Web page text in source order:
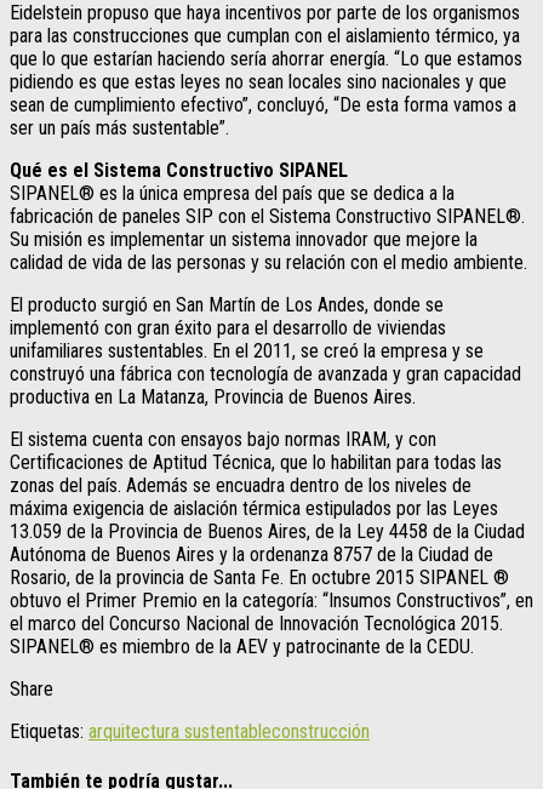
Eidelstein propuso que haya incentivos por parte de los organismos
para las construcciones que cumplan con el aislamiento térmico, ya
que lo que estarían haciendo sería ahorrar energía. “Lo que estamos
pidiendo es que estas leyes no sean locales sino nacionales y que
sean de cumplimiento efectivo”, concluyó, “De esta forma vamos a
ser un país más sustentable”.
Qué es el Sistema Constructivo SIPANEL
SIPANEL® es la única empresa del país que se dedica a la
fabricación de paneles SIP con el Sistema Constructivo SIPANEL®.
Su misión es implementar un sistema innovador que mejore la
calidad de vida de las personas y su relación con el medio ambiente.
El producto surgió en San Martín de Los Andes, donde se
implementó con gran éxito para el desarrollo de viviendas
unifamiliares sustentables. En el 2011, se creó la empresa y se
construyó una fábrica con tecnología de avanzada y gran capacidad
productiva en La Matanza, Provincia de Buenos Aires.
El sistema cuenta con ensayos bajo normas IRAM, y con
Certificaciones de Aptitud Técnica, que lo habilitan para todas las
zonas del país. Además se encuadra dentro de los niveles de
máxima exigencia de aislación térmica estipulados por las Leyes
13.059 de la Provincia de Buenos Aires, de la Ley 4458 de la Ciudad
Autónoma de Buenos Aires y la ordenanza 8757 de la Ciudad de
Rosario, de la provincia de Santa Fe. En octubre 2015 SIPANEL ®
obtuvo el Primer Premio en la categoría: “Insumos Constructivos”, en
el marco del Concurso Nacional de Innovación Tecnológica 2015.
SIPANEL® es miembro de la AEV y patrocinante de la CEDU.
Share
Etiquetas: arquitectura sustentableconstrucción
También te podría gustar...